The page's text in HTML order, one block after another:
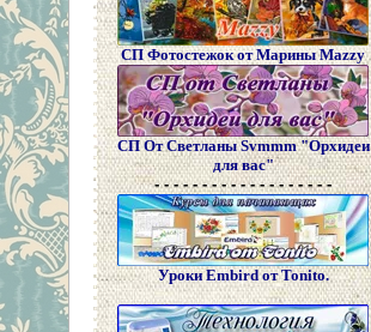
СП Фотостежок от Марины Mazzy
СП От Светланы Svmmm "Орхидеи
для вас"
- - - - - - - - - - - - - - - - - - -
Уроки Embird от Tonito.